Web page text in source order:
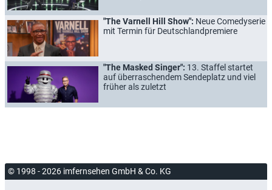
"The Varnell Hill Show": Neue Comedyserie
mit Termin für Deutschlandpremiere
"The Masked Singer": 13. Staffel startet
auf überraschendem Sendeplatz und viel
früher als zuletzt
© 1998 - 2026 imfernsehen GmbH & Co. KG